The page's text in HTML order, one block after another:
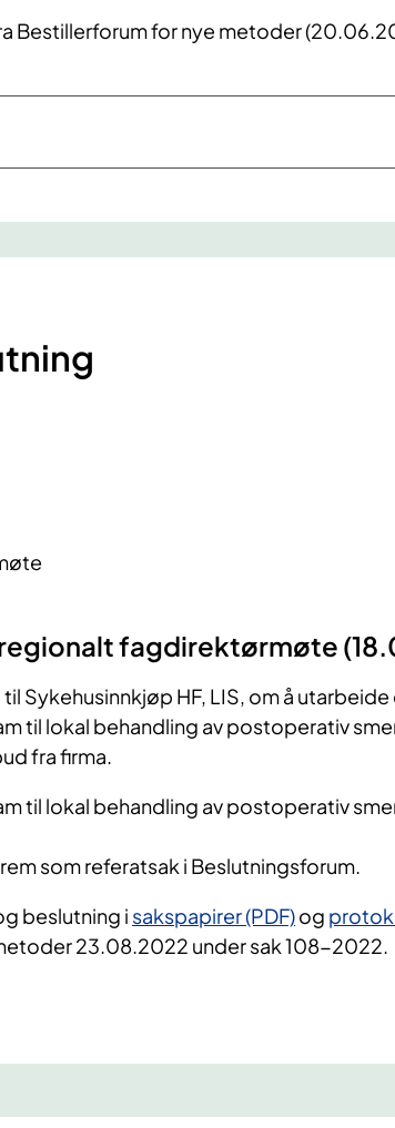
Bestillerforum for nye metoder
fagdirektørmøte
Sykehusinnkjøp HF, LIS, om å
til lokal behandling av postoperativ
fra firma.
til lokal behandling av postoperativ
som referatsak i Beslutningsforum.
beslutning i sakspapirer (PDF)og
23.08.2022 under sak 108-2022.